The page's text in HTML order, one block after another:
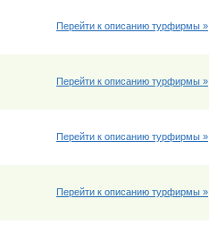
Перейти к описанию турфирмы »
Перейти к описанию турфирмы »
Перейти к описанию турфирмы »
Перейти к описанию турфирмы »